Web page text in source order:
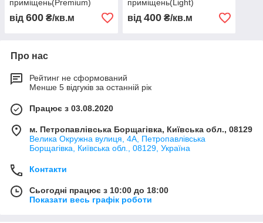
приміщень(Premium)
від 600 ₴/кв.м
приміщень(Light)
від 400₴/кв.м
Про нас
Рейтинг не сформований
Менше 5 відгуків за останній рік
Працює з 03.08.2020
м. Петропавлівська Борщагівка, Київська обл., 08129
Велика Окружна вулиця, 4А, Петропавлівська
Борщагівка, Київська обл., 08129, Україна
Контакти
Сьогодні працює з 10:00 до 18:00
Показати весь графік роботи